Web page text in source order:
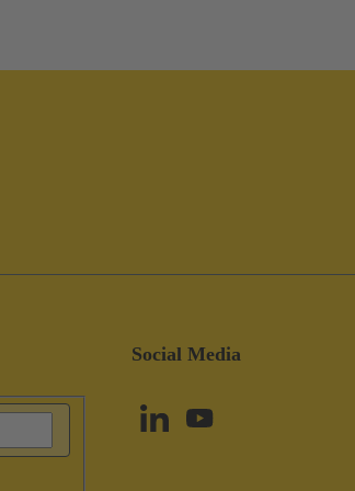
Social Media